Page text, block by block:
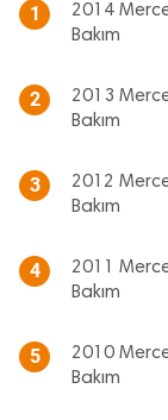
1
2014
Bakım
2
2013
Bakım
3
2012
Bakım
4
2011
Bakım
5
2010
Bakım